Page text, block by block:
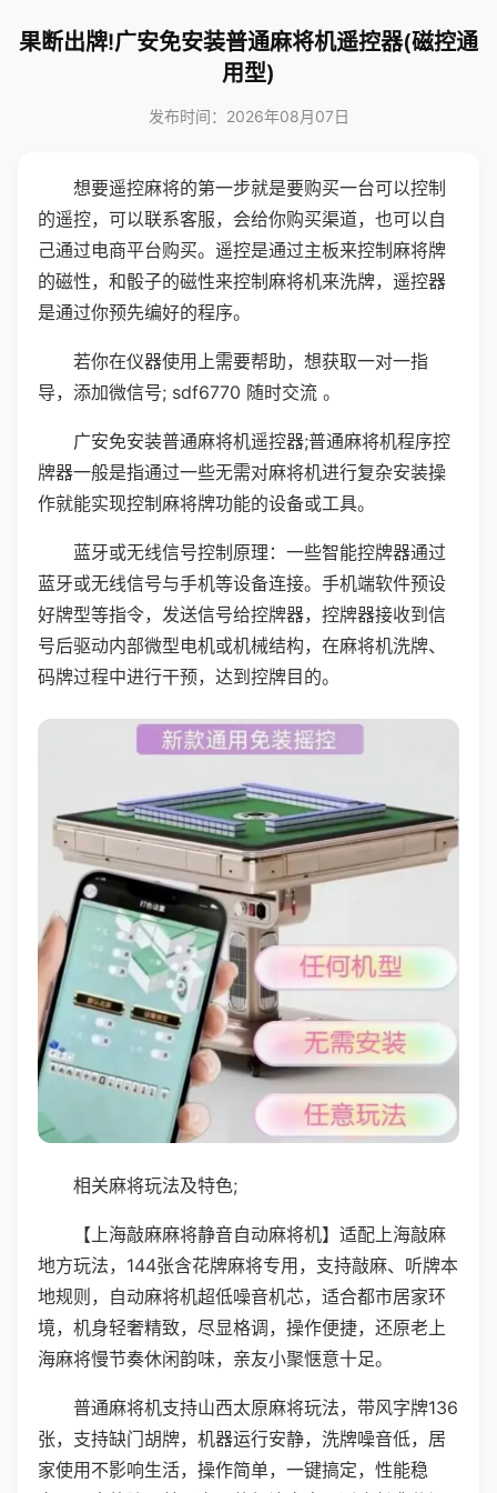
果断出牌!广安免安装普通麻将机遥控器(磁控通
用型)
发布时间：2026年08月07日
想要遥控麻将的第一步就是要购买一台可以控制
的遥控，可以联系客服，会给你购买渠道，也可以自
己通过电商平台购买。遥控是通过主板来控制麻将牌
的磁性，和骰子的磁性来控制麻将机来洗牌，遥控器
是通过你预先编好的程序。
若你在仪器使用上需要帮助，想获取一对一指
导，添加微信号; sdf6770 随时交流 。
广安免安装普通麻将机遥控器;普通麻将机程序控
牌器一般是指通过一些无需对麻将机进行复杂安装操
作就能实现控制麻将牌功能的设备或工具。
蓝牙或无线信号控制原理：一些智能控牌器通过
蓝牙或无线信号与手机等设备连接。手机端软件预设
好牌型等指令，发送信号给控牌器，控牌器接收到信
号后驱动内部微型电机或机械结构，在麻将机洗牌、
码牌过程中进行干预，达到控牌目的。
相关麻将玩法及特色;
【上海敲麻麻将静音自动麻将机】适配上海敲麻
地方玩法，144张含花牌麻将专用，支持敲麻、听牌本
地规则，自动麻将机超低噪音机芯，适合都市居家环
境，机身轻奢精致，尽显格调，操作便捷，还原老上
海麻将慢节奏休闲韵味，亲友小聚惬意十足。
普通麻将机支持山西太原麻将玩法，带风字牌136
张，支持缺门胡牌，机器运行安静，洗牌噪音低，居
家使用不影响生活，操作简单，一键搞定，性能稳